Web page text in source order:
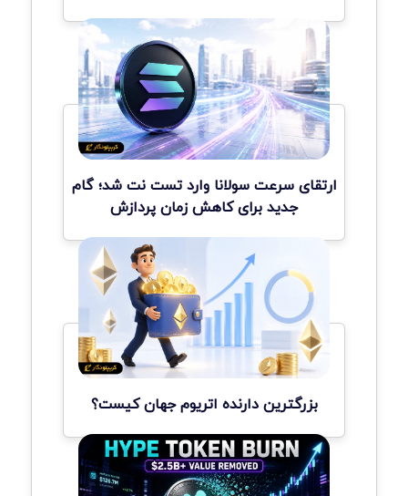
ارتقای سرعت سولانا وارد تست نت شد؛ گام
جدید برای کاهش زمان پردازش
بزرگترین دارنده اتریوم جهان کیست؟